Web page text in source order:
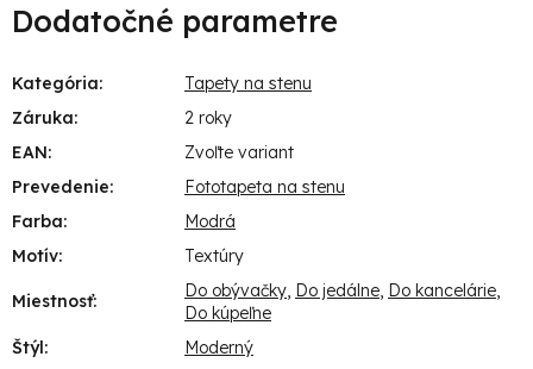
Dodatočné parametre
Kategória:
Tapety na stenu
Záruka:
2 roky
EAN:
Zvoľte variant
Prevedenie:
Fototapeta na stenu
Farba:
Modrá
Motív: Textúry
Miestnosť: Do obývačky, Do jedálne, Do kancelárie,
Do kúpeľne
Štýl:
Moderný